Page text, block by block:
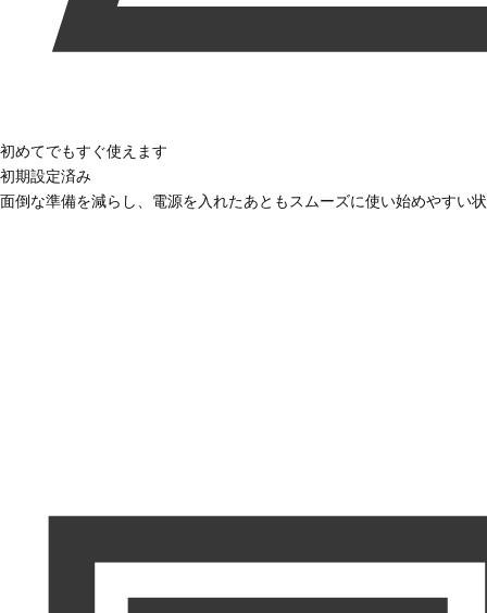
初めてでもすぐ使えます
初期設定済み
面倒な準備を減らし、電源を入れたあともスムーズに使い始めやすい